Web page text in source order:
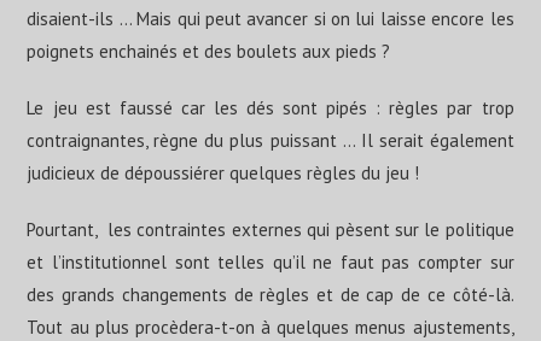
disaient-ils … Mais qui peut avancer si on lui laisse encore les
poignets enchainés et des boulets aux pieds ?
Le jeu est faussé car les dés sont pipés : règles par trop
contraignantes, règne du plus puissant … Il serait également
judicieux de dépoussiérer quelques règles du jeu !
Pourtant, les contraintes externes qui pèsent sur le politique
et l’institutionnel sont telles qu’il ne faut pas compter sur
des grands changements de règles et de cap de ce côté-là.
Tout au plus procèdera-t-on à quelques menus ajustements,